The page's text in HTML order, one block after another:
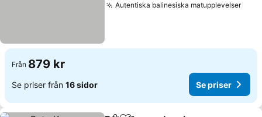
Autentiska balinesiska matupplevelserSe
Från 879 kr
Se priser från 16 sidor Se priser